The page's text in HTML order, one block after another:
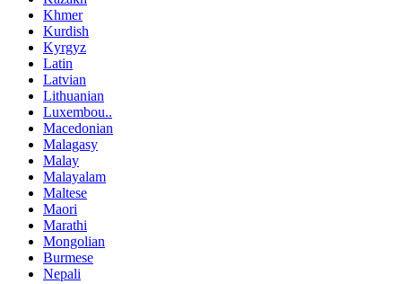
Khmer
Kurdish
Kyrgyz
Latin
Latvian
Lithuanian
Luxembou..
Macedonian
Malagasy
Malay
Malayalam
Maltese
Maori
Marathi
Mongolian
Burmese
Nepali